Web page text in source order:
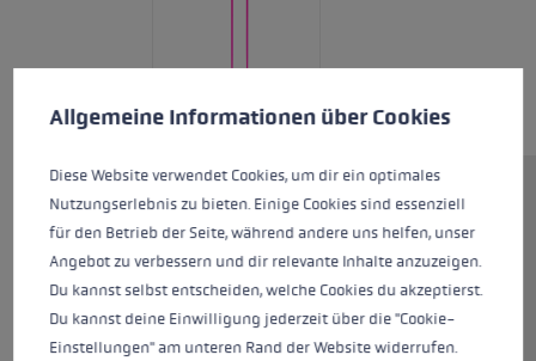
Ein Must-have für alle Fans von
Mikaela Shiffrin & Co. Der
Kinderstock Racing Kids im LEKI
Weltcup-Design besteht aus 14
mm Aluminiumrohren und ist
zusätzlich mit einem PA Safety
Cookie-Voreinstellungen
Allgemeine Informationen über Cookies
Diese Website verwendet Cookies, um dir ein optimales
Nutzungserlebnis zu bieten. Einige Cookies sind essenziell
für den Betrieb der Seite, während andere uns helfen, unser
Angebot zu verbessern und dir relevante Inhalte anzuzeigen.
Du kannst selbst entscheiden, welche Cookies du akzeptierst.
Du kannst deine Einwilligung jederzeit über die "Cookie-
Einstellungen" am unteren Rand der Website widerrufen.